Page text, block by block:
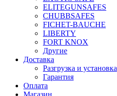
ELITEGUNSAFES
CHUBBSAFES
FICHET-BAUCHE
LIBERTY
FORT KNOX
Другие
Доставка
Разгрузка и установка
Гарантия
Оплата
Магазин